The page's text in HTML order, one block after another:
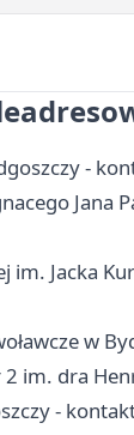
-
Jana
im. Jacka
w
im. dra
-